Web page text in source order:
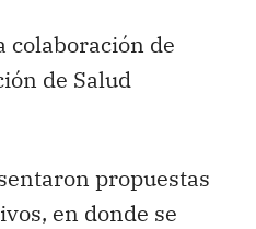
colaboración de
de Salud
propuestas
en donde se